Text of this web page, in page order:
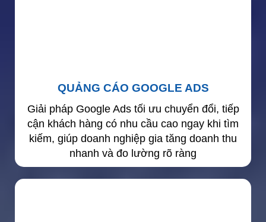
QUẢNG CÁO GOOGLE ADS
Giải pháp Google Ads tối ưu chuyển đổi, tiếp
cận khách hàng có nhu cầu cao ngay khi tìm
kiếm, giúp doanh nghiệp gia tăng doanh thu
nhanh và đo lường rõ ràng